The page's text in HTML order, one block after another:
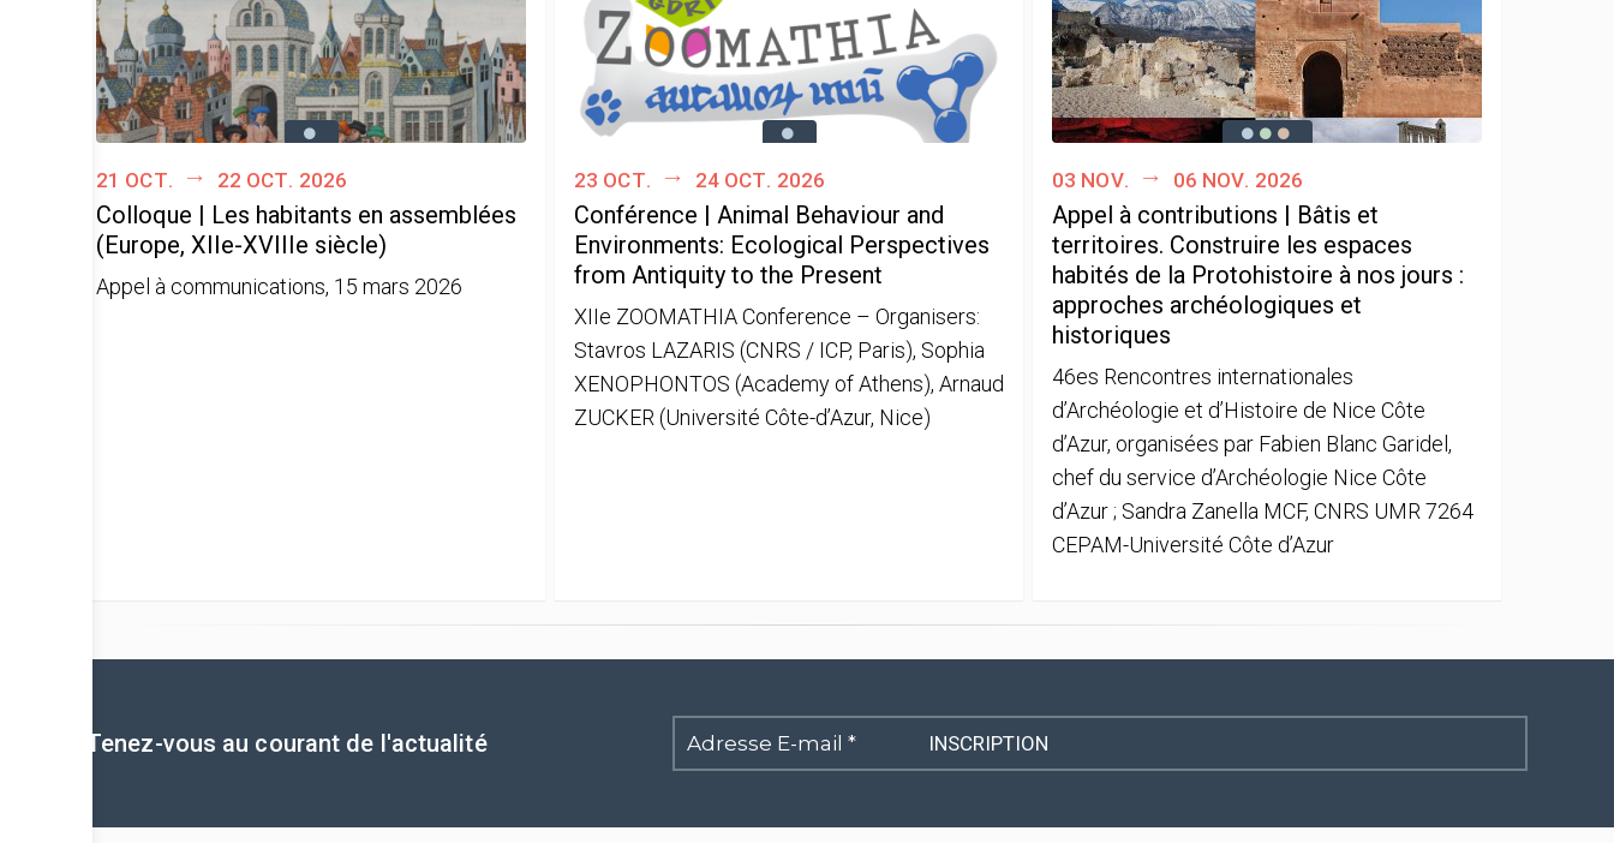
21 oct. 22 oct. 2026
Colloque | Les habitants en assemblées
(Europe, XIIe-XVIIIe siècle)
Appel à communications, 15 mars 2026
23 oct. 24 oct. 2026
Conférence | Animal Behaviour and
Environments: Ecological Perspectives
from Antiquity to the Present
XIIe ZOOMATHIA Conference – Organisers:
Stavros LAZARIS (CNRS / ICP, Paris), Sophia
XENOPHONTOS (Academy of Athens), Arnaud
ZUCKER (Université Côte-d’Azur, Nice)
03 nov. 06 nov. 2026
Appel à contributions | Bâtis et
territoires. Construire les espaces
habités de la Protohistoire à nos jours :
approches archéologiques et
historiques
46es Rencontres internationales
d’Archéologie et d’Histoire de Nice Côte
d’Azur, organisées par Fabien Blanc Garidel,
chef du service d’Archéologie Nice Côte
d’Azur ; Sandra Zanella MCF, CNRS UMR 7264
CEPAM-Université Côte d’Azur
Tenez-vous au courant de l'actualité
Adresse
E-